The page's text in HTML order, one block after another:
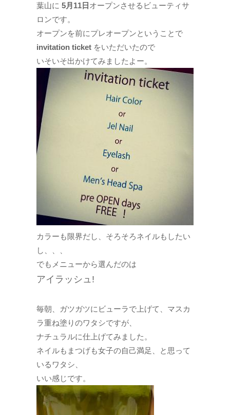
葉山に 5月11日 オープンさせるビューティサ
ロンです。
オープンを前にプレオープンということで
invitation ticket をいただいたので
いそいそ出かけてみましたよー。
カラーも限界だし、そろそろネイルもしたい
し、、、
でもメニューから選んだのは
アイラッシュ!
毎朝、ガツガツにビューラで上げて、マスカ
ラ重ね塗りのワタシですが、
ナチュラルに仕上げてみました。
ネイルもまつげも女子の自己満足、と思って
いるワタシ、
いい感じです。